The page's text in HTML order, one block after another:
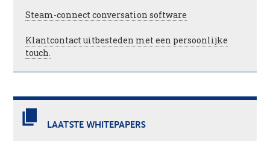
Steam-connect conversation software
Klantcontact uitbesteden met een persoonlijke
touch.
LAATSTE WHITEPAPERS